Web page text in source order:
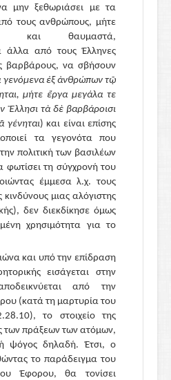
μην ξεθωριάσει με τα
τους ανθρώπους, μήτε
και θαυμαστά,
άλλα από τους Έλληνες
βαρβάρους, να σβήσουν
γενόμενα ἐξ ἀνθρώπων τῷ
μήτε ἔργα μεγάλα τε
Ἕλλησι τὰ δὲ βαρβάροισι
γένηται) και είναι επίσης
τα γεγονότα που
πολιτική των βασιλέων
φωτίσει τη σύγχρονή του
έμμεσα λ.χ. τους
μιας αλόγιστης
), δεν διεκδίκησε όμως
χρησιμότητα για το
και υπό την επίδραση
εισάγεται στην
από την
(κατά τη μαρτυρία του
), το στοιχείο της
των πράξεων των ατόμων,
ψόγος δηλαδή. Έτσι, ο
το παράδειγμα του
Έφορου, θα τονίσει